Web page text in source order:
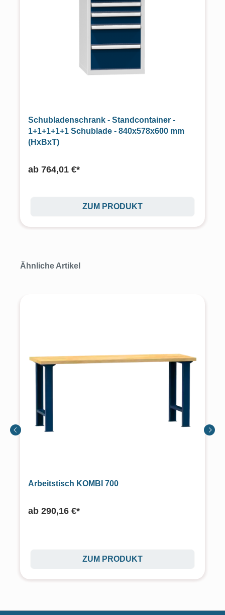
Schubladenschrank - Standcontainer -
1+1+1+1+1 Schublade - 840x578x600 mm
(HxBxT)
ab 764,01 €*
ZUM PRODUKT
Produktgalerie überspringen
Ähnliche Artikel
Arbeitstisch KOMBI 700
ab 290,16 €*
ZUM PRODUKT